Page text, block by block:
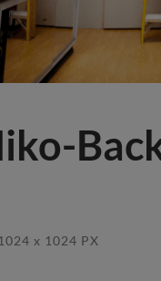
1024 x 1024 PX